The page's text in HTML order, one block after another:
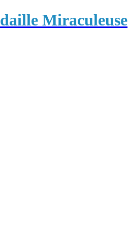
Miraculeuse